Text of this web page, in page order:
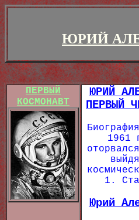
ЮРИЙ
ПЕРВЫЙ
КОСМОНАВТ
ЮРИЙ
ПЕРВЫЙ
1961
1.
Юрий